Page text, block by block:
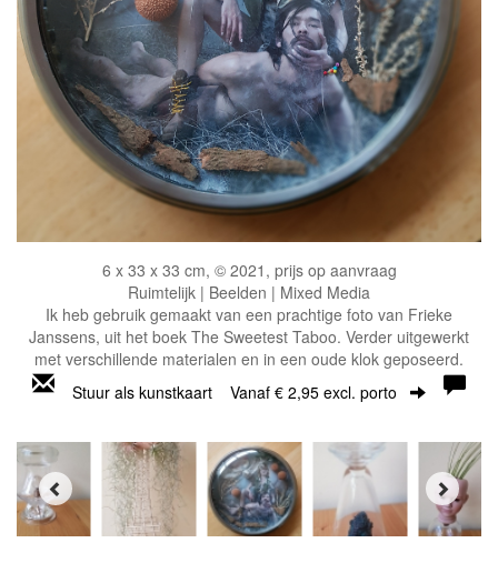
6 x 33 x 33 cm, © 2021, prijs op aanvraag
Ruimtelijk | Beelden | Mixed Media
Ik heb gebruik gemaakt van een prachtige foto van Frieke
Janssens, uit het boek The Sweetest Taboo. Verder uitgewerkt
met verschillende materialen en in een oude klok geposeerd.
Stuur als kunstkaart Vanaf € 2,95 excl. porto